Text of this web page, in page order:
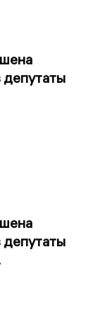
депутаты
депутаты